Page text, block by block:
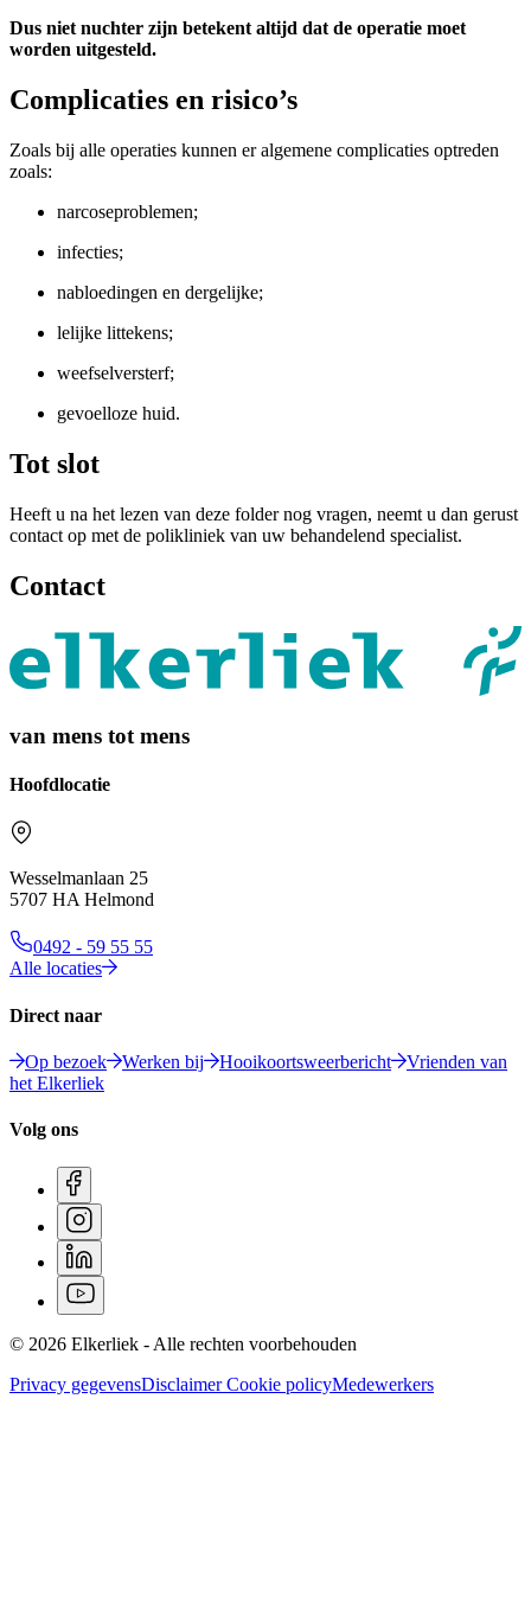
Dus niet nuchter zijn betekent altijd dat de operatie moet
worden uitgesteld.
Complicaties en risico’s
Zoals bij alle operaties kunnen er algemene complicaties optreden
zoals:
narcoseproblemen;
infecties;
nabloedingen en dergelijke;
lelijke littekens;
weefselversterf;
gevoelloze huid.
Tot slot
Heeft u na het lezen van deze folder nog vragen, neemt u dan gerust
contact op met de polikliniek van uw behandelend specialist.
Contact
van mens tot mens
Hoofdlocatie
Wesselmanlaan 25
5707 HA Helmond
0492 - 59 55 55
Alle locaties
Direct naar
Op bezoek Werken bij Hooikoortsweerbericht
Vrienden van
het Elkerliek
Volg ons
© 2026 Elkerliek - Alle rechten voorbehouden
Privacy gegevensDisclaimerCookie policyMedewerkers